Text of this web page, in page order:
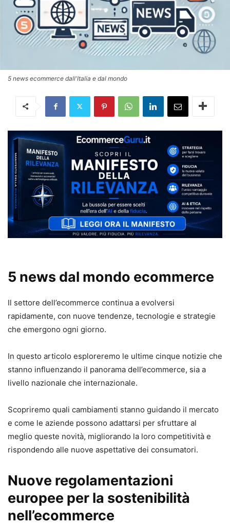
5 news ecommerce dall'Italia e dal mondo
5 news dal mondo ecommerce
Il settore dell’ecommerce continua a evolversi
rapidamente, con nuove tendenze, tecnologie e strategie
che emergono ogni giorno.
In questo articolo esploreremo le ultime cinque notizie che
stanno influenzando il panorama dell’ecommerce, sia a
livello nazionale che internazionale.
Scopriremo quali cambiamenti stanno guidando il mercato
e come le aziende possono adattarsi per sfruttare al
meglio queste novità, migliorando la loro competitività e
rispondendo alle nuove aspettative dei consumatori.
Nuove regolamentazioni
europee per la sostenibilità
nell’ecommerce